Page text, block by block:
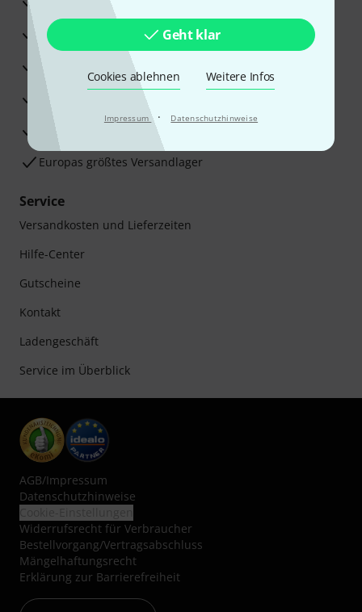
Geht klar
Cookies ablehnen Weitere Infos
Impressum · Datenschutzhinweise
30 Tage Money-Back-Garantie
Beratung durch Fachexperten
Zufriedenheitsgarantie
Europas größtes Versandlager
Service
Versandkosten und Lieferzeiten
Hilfe-Center
Gutscheine
Kontakt
Ladengeschäft
Service im Überblick
AGB/Impressum
Datenschutzhinweise
Widerrufsrecht für Verbraucher
Bestellvorgang/Vertragsabschluss
Mängelhaftungsrecht
Erklärung zur Barrierefreiheit